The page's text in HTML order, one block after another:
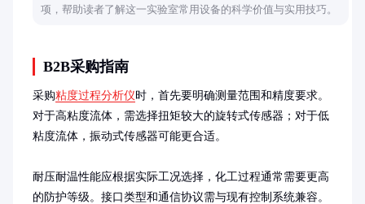
项，帮助读者了解这一实验室常用设备的科学价值与实用技巧。
B2B采购指南
采购粘度过程分析仪时，首先要明确测量范围和精度要求。
对于高粘度流体，需选择扭矩较大的旋转式传感器；对于低
粘度流体，振动式传感器可能更合适。
耐压耐温性能应根据实际工况选择，化工过程通常需要更高
的防护等级。接口类型和通信协议需与现有控制系统兼容。